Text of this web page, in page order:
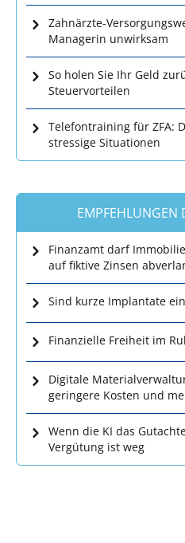
Zahnärzte-
Managerin unwirksam
So holen Sie Ihr Geld
Steuervorteilen
Telefontraining für ZFA:
stressige Situationen
EMPFEHLUNGEN
Finanzamt darf
auf fiktive Zinsen
Sind kurze Implantate
Finanzielle Freiheit im
Digitale
geringere Kosten und
Wenn die KI das
Vergütung ist weg